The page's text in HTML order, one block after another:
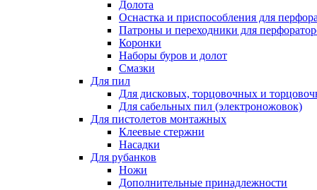
Долота
Оснастка и приспособления для
Патроны и переходники для
Коронки
Наборы буров и долот
Смазки
Для пил
Для дисковых, торцовочных и
Для сабельных пил (электроножовок)
Для пистолетов монтажных
Клеевые стержни
Насадки
Для рубанков
Ножи
Дополнительные принадлежности